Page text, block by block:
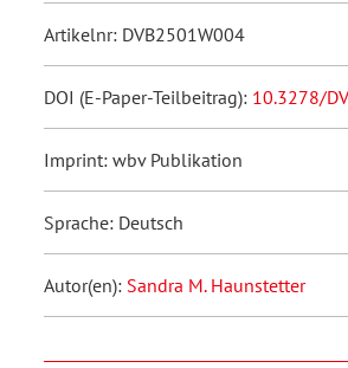
Artikelnr: DVB2501W004
DOI (E-Paper-Teilbeitrag): 10.3278/
Imprint: wbv Publikation
Sprache: Deutsch
Autor(en): Sandra M. Haunstetter